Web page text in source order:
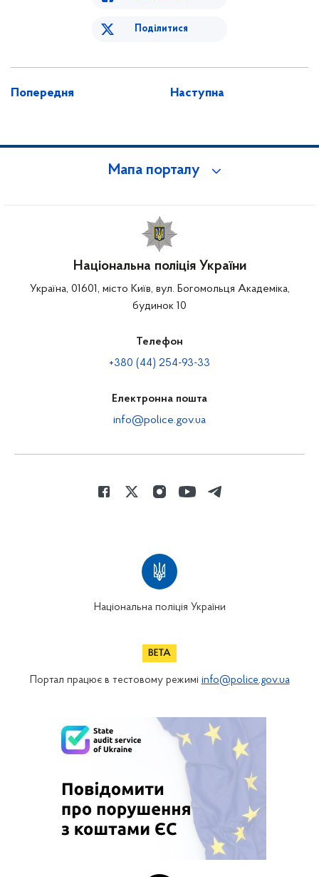
Поділитися
Попередня Наступна
Мапа порталу
Національна поліція України
Україна, 01601, місто Київ, вул. Богомольця Академіка,
будинок 10
Телефон
+380 (44) 254-93-33
Електронна пошта
info@police.gov.ua
Національна поліція України
Портал працює в тестовому режимі info@police.gov.ua